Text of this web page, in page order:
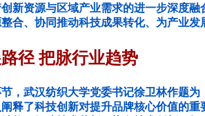
新资源与区域产业需求的进一步深度
合、协同推动科技成果转化、为产业
径 把脉行业趋势
，武汉纺织大学党委书记徐卫林作题
释了科技创新对提升品牌核心价值的